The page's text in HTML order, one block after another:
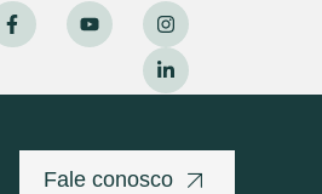
Fale conosco